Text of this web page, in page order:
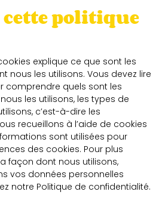
cette politique
explique ce que sont les
nous les utilisons. Vous devez lire
comprendre quels sont les
les utilisons, les types de
c’est-à-dire les
recueillons à l’aide de cookies
sont utilisées pour
des cookies. Pour plus
façon dont nous utilisons,
vos données personnelles
notre Politique de confidentialité.